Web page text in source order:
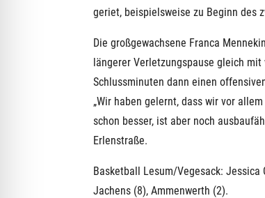
geriet, beispielsweise zu Beginn des
Die großgewachsene Franca
längerer Verletzungspause gleich
Schlussminuten dann einen
„Wir haben gelernt, dass wir vor
schon besser, ist aber noch
Erlenstraße.
Basketball Lesum/Vegesack: Jessica
Jachens (8), Ammenwerth (2).